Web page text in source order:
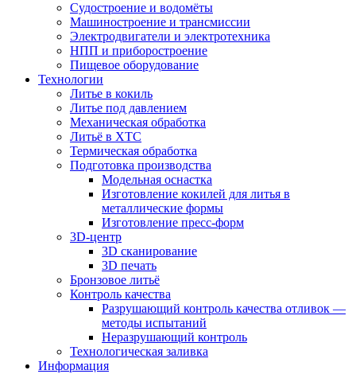
Судостроение и водомёты
Машиностроение и трансмиссии
Электродвигатели и электротехника
НПП и приборостроение
Пищевое оборудование
Технологии
Литье в кокиль
Литье под давлением
Механическая обработка
Литьё в ХТС
Термическая обработка
Подготовка производства
Модельная оснастка
Изготовление кокилей для литья в
металлические формы
Изготовление пресс-форм
3D-центр
3D сканирование
3D печать
Бронзовое литьё
Контроль качества
Разрушающий контроль качества отливок —
методы испытаний
Неразрушающий контроль
Технологическая заливка
Информация